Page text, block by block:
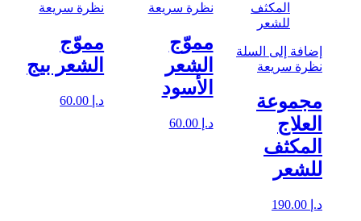
إضافة إلى السلة
نظرة سريعة
مجموعة
العلاج
المكثف
للشعر
د.إ
نظرة سريعة
مموّج
الشعر
الأسود
د.إ 60.00
نظرة سريعة
مموّج
الشعر بيج
د.إ